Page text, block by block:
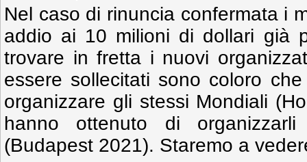
Nel caso di rinuncia confermata i
addio ai 10 milioni di dollari già
trovare in fretta i nuovi
essere sollecitati sono coloro
organizzare gli stessi Mondiali
hanno ottenuto di
(Budapest 2021). Staremo a